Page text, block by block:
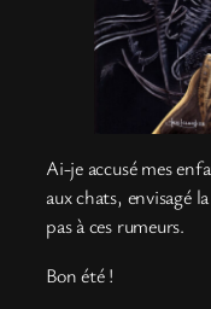
Ai-je accusé mes
aux chats, envisagé
pas à ces rumeurs.
Bon été !